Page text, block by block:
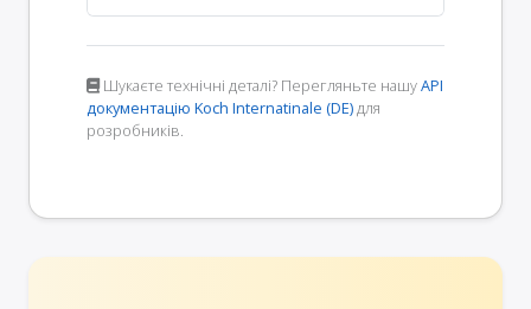
Шукаєте технічні деталі? Перегляньте нашуAPI
документацію Koch Internatinale (DE)для
розробників.